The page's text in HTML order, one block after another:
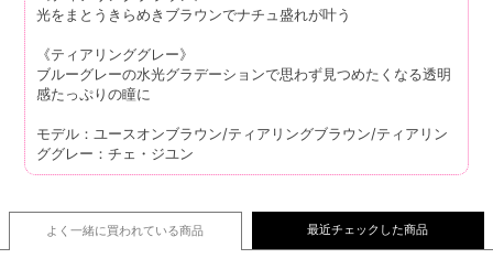
光をまとうきらめきブラウンでナチュ盛れが叶う
《ティアリンググレー》
ブルーグレーの水光グラデーションで思わず見つめたくなる透明
感たっぷりの瞳に
モデル：ユースオンブラウン/ティアリングブラウン/ティアリン
ググレー：チェ・ジユン
よく一緒に買われている商品 最近チェックした商品